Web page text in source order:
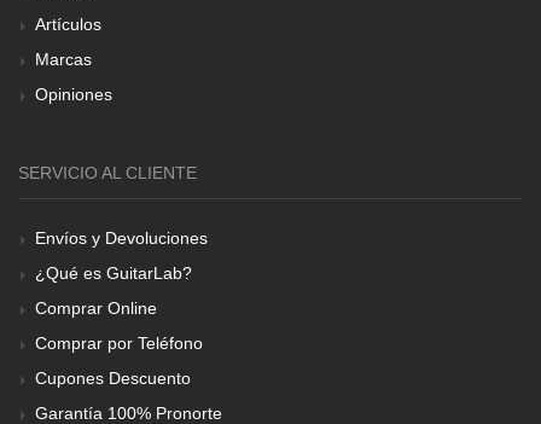
Artículos
Marcas
Opiniones
SERVICIO AL CLIENTE
Envíos y Devoluciones
¿Qué es GuitarLab?
Comprar Online
Comprar por Teléfono
Cupones Descuento
Garantía 100% Pronorte